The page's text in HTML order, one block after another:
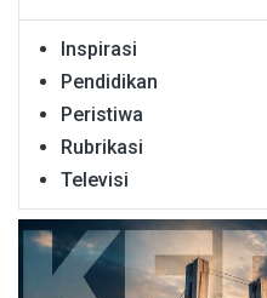
Inspirasi
Pendidikan
Peristiwa
Rubrikasi
Televisi